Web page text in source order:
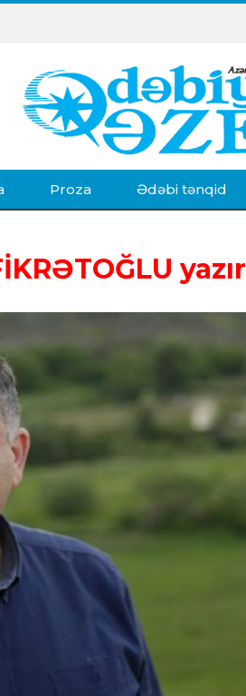
Proza Ədəbi tənqid
yazır